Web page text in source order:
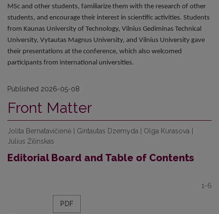
MSc and other students, familiarize them with the research of other
students, and encourage their interest in scientific activities. Students
from Kaunas University of Technology, Vilnius Gediminas Technical
University, Vytautas Magnus University, and Vilnius University gave
their presentations at the conference, which also welcomed
participants from international universities.
Published 2026-05-08
Front Matter
Jolita Bernatavičienė | Gintautas Dzemyda | Olga Kurasova |
Julius Žilinskas
Editorial Board and Table of Contents
1-6
PDF